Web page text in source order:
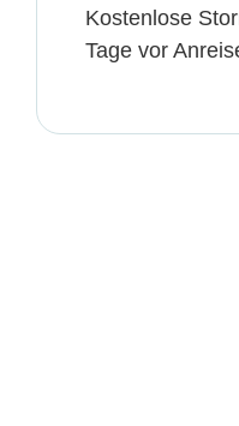
Kostenlose
Tage vor